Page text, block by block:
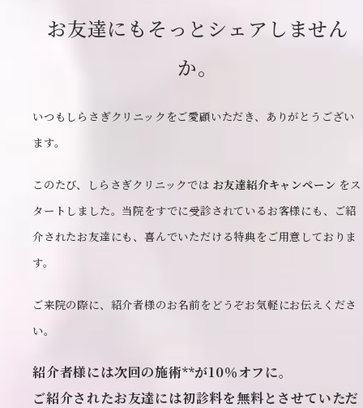
お友達にもそっとシェアしません
か。
いつもしらさぎクリニックをご愛顧いただき、ありがとうござい
ます。
このたび、しらさぎクリニックでは お友達紹介キャンペーン をス
タートしました。当院をすでに受診されているお客様にも、ご紹
介されたお友達にも、喜んでいただける特典をご用意しておりま
す。
ご来院の際に、紹介者様のお名前をどうぞお気軽にお伝えくださ
い。
紹介者様には次回の施術**が10％オフに。
ご紹介されたお友達には初診料を無料とさせていただ